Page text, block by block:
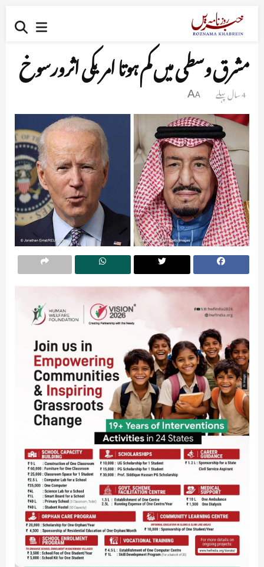
مشرق وسطی میں کم ہوتا امریکی اثرورسوخ
4 سال پہلے A
A